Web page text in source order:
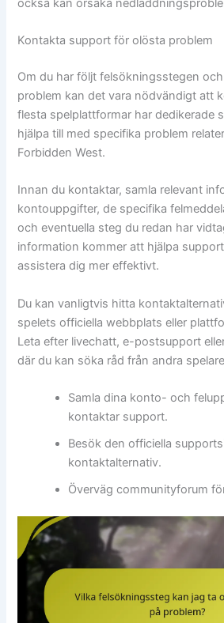
också kan orsaka
Kontakta support för olösta problem
Om du har följt felsökningsstegen
problem kan det vara nödvändigt att
flesta spelplattformar har dedikerade
hjälpa till med specifika problem
Forbidden West.
Innan du kontaktar, samla relevant
kontouppgifter, de specifika
och eventuella steg du redan har
information kommer att hjälpa
assistera dig mer effektivt.
Du kan vanligtvis hitta
spelets officiella webbplats eller
Leta efter livechatt, e-postsupport
där du kan söka råd från andra
Samla dina konto- och
kontaktar support.
Besök den officiella
kontaktalternativ.
Överväg communityforum